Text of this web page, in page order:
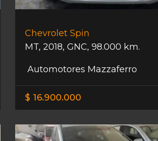
Chevrolet Spin
MT, 2018, GNC, 98.000 km.
Automotores Mazzaferro
$ 16.900.000